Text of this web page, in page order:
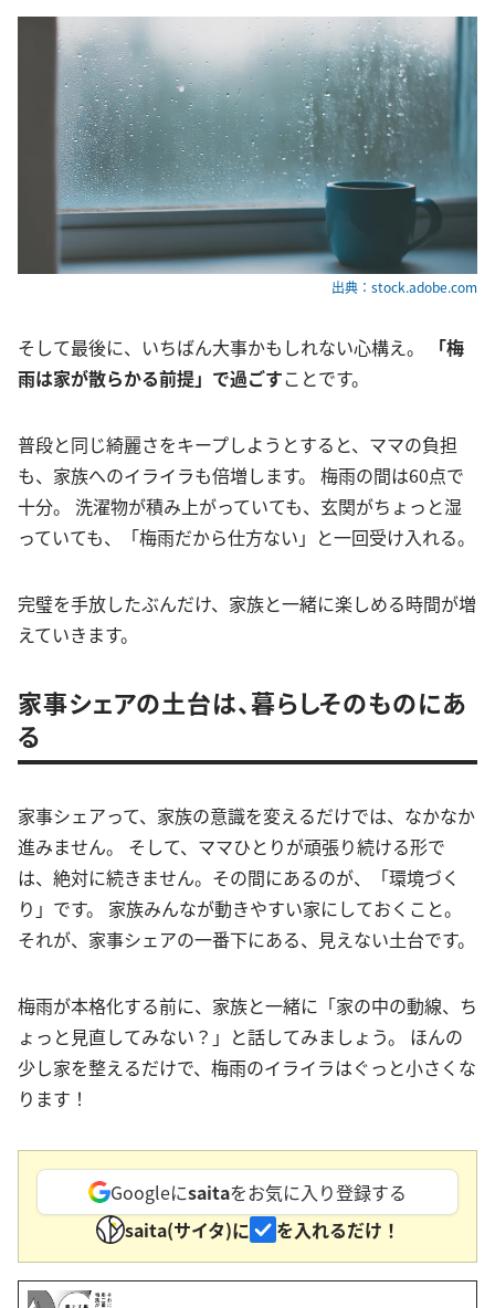
出典：stock.adobe.com
そして最後に、いちばん大事かもしれない心構え。
「梅
雨は家が散らかる前提」で過ごすことです。
普段と同じ綺麗さをキープしようとすると、ママの負担
も、家族へのイライラも倍増します。 梅雨の間は60点で
十分。 洗濯物が積み上がっていても、玄関がちょっと湿
っていても、「梅雨だから仕方ない」と一回受け入れる。
完璧を手放したぶんだけ、家族と一緒に楽しめる時間が増
えていきます。
家事シェアの土台は、暮らしそのものにあ
る
家事シェアって、家族の意識を変えるだけでは、なかなか
進みません。 そして、ママひとりが頑張り続ける形で
は、絶対に続きません。その間にあるのが、「環境づく
り」です。 家族みんなが動きやすい家にしておくこと。
それが、家事シェアの一番下にある、見えない土台です。
梅雨が本格化する前に、家族と一緒に「家の中の動線、ち
ょっと見直してみない？」と話してみましょう。 ほんの
少し家を整えるだけで、梅雨のイライラはぐっと小さくな
ります！
Googleにsaitaをお気に入り登録する
saita(サイタ)に
を入れるだけ！